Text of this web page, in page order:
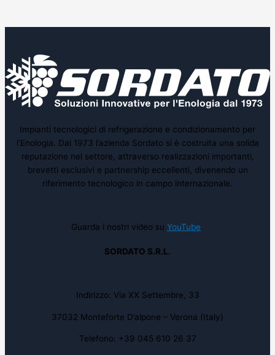
Impianti tecnologici di refrigerazione e condizionamento per
l’Enologia. Dal 1973 l’azienda Sordato si è costruita una solida
reputazione nel settore, attraverso realizzazioni importanti,
brevetti esclusivi e partnership eccellenti, divenendo un
riferimento tecnologico in campo internazionale.
Guarda i nostri video su YouTube
SORDATO S.R.L.
Indirizzo: Via XX Settembre, 33
37032 Monteforte D’alpone – Verona (Italy)
Telefono: +39 045 610 26 37